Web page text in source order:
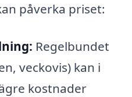
påverka priset:
Regelbundet
veckovis) kan i
kostnader